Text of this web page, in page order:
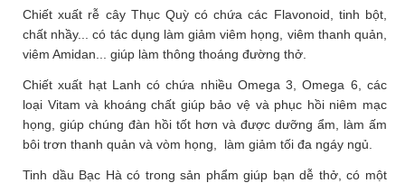
Chiết xuất rễ cây Thục Quỳ có chứa các Flavonoid, tinh bột,
chất nhầy... có tác dụng làm giảm viêm họng, viêm thanh quản,
viêm Amidan... giúp làm thông thoáng đường thở.
Chiết xuất hạt Lanh có chứa nhiều Omega 3, Omega 6, các
loại Vitam và khoáng chất giúp bảo vệ và phục hồi niêm mạc
họng, giúp chúng đàn hồi tốt hơn và được dưỡng ẩm, làm ấm
bôi trơn thanh quản và vòm họng, làm giảm tối đa ngáy ngủ.
Tinh dầu Bạc Hà có trong sản phẩm giúp bạn dễ thở, có một